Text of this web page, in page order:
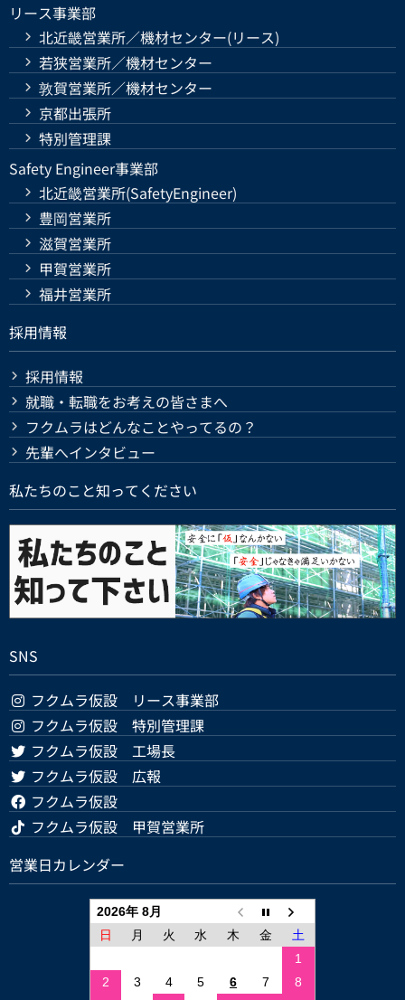
リース事業部
北近畿営業所／機材センター(リース)
若狭営業所／機材センター
敦賀営業所／機材センター
京都出張所
特別管理課
Safety Engineer事業部
北近畿営業所(SafetyEngineer)
豊岡営業所
滋賀営業所
甲賀営業所
福井営業所
採用情報
採用情報
就職・転職をお考えの皆さまへ
フクムラはどんなことやってるの？
先輩へインタビュー
私たちのこと知ってください
SNS
フクムラ仮設 リース事業部
フクムラ仮設 特別管理課
フクムラ仮設 工場長
フクムラ仮設 広報
フクムラ仮設
フクムラ仮設 甲賀営業所
営業日カレンダー
2026年 8月
日
月 火 水 木 金
土
1
2
3 4 5 6 7
8